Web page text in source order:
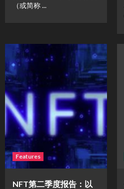
（或简称 ...
Features
NFT第二季度报告：以